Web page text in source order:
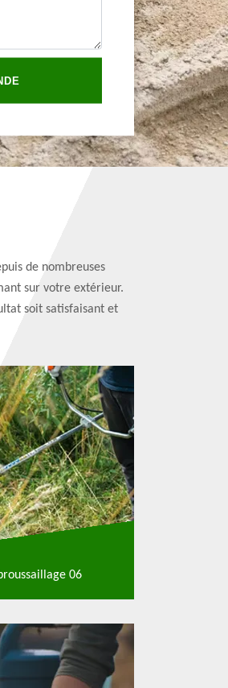
de nombreuses
sur votre extérieur.
soit satisfaisant et
06